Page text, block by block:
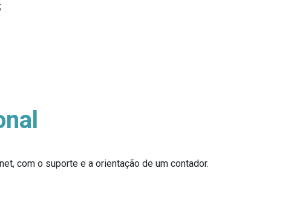
com o suporte e a orientação de um contador.